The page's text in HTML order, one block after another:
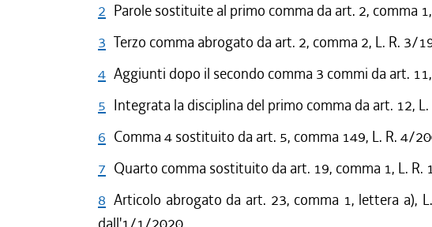
2 Parole sostituite al primo comma da art. 2, comma
3 Terzo comma abrogato da art. 2, comma 2, L. R. 3/
4 Aggiunti dopo il secondo comma 3 commi da art.
5 Integrata la disciplina del primo comma da art. 12,
6 Comma 4 sostituito da art. 5, comma 149, L. R. 4/
7 Quarto comma sostituito da art. 19, comma 1, L. R.
8 Articolo abrogato da art. 23, comma 1, lettera a),